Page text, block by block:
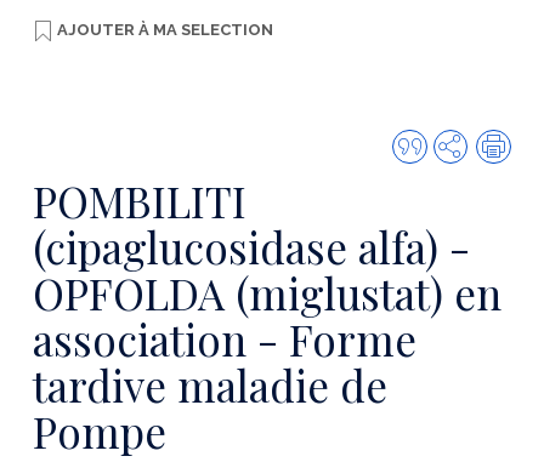
AJOUTER À MA SELECTION
Citer
cette
Partager
POMBILITI
(cipaglucosidase alfa) -
OPFOLDA (miglustat) en
association - Forme
tardive maladie de
Pompe